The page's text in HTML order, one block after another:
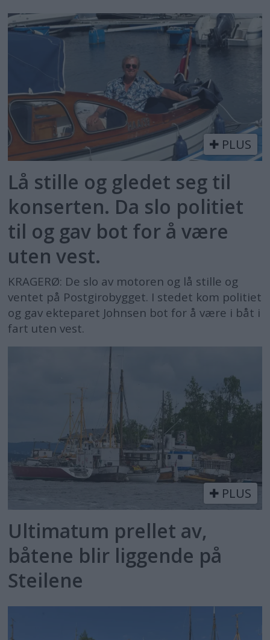
PLUS
Lå stille og gledet seg til
konserten. Da slo politiet
til og gav bot for å være
uten vest.
KRAGERØ: De slo av motoren og lå stille og
ventet på Postgirobygget. I stedet kom politiet
og gav ekteparet Johnsen bot for å være i båt i
fart uten vest.
PLUS
Ultimatum prellet av,
båtene blir liggende på
Steilene